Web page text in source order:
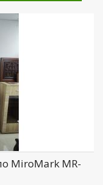
MiroMark MR-